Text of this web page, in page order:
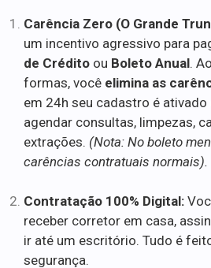
Carência Zero (O Grande
um incentivo agressivo para
de Crédito ou Boleto Anual.
formas, você elimina as
em 24h seu cadastro é ativado
agendar consultas, limpezas,
extrações. (Nota: No boleto
carências contratuais normais).
Contratação 100% Digital:
receber corretor em casa,
ir até um escritório. Tudo é
segurança.